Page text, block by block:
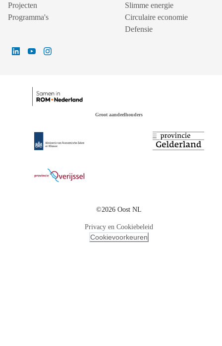
Projecten
Programma's
Slimme energie
Circulaire economie
Defensie
Groot aandeelhouders
©2026 Oost NL
Privacy en Cookiebeleid
Cookievoorkeuren